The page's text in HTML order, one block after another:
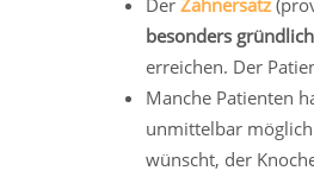
Der Zahnersatz
besonders gründlich
erreichen. Der
Manche Patienten
unmittelbar
wünscht, der